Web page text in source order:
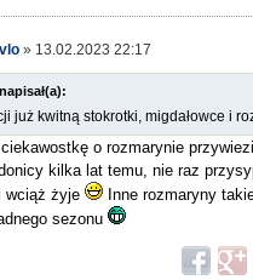
» 13.02.2023 22:17
już kwitną stokrotki, migdałowce i
o rozmarynie
kilka lat temu, nie raz
wciąż żyje
Inne rozmaryny
sezonu